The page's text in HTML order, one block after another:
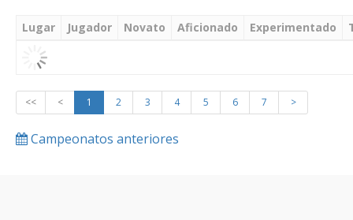
Lugar Jugador Novato Aficionado Experimentado
<< < 1 2 3 4 5 6 7 >
Campeonatos anteriores